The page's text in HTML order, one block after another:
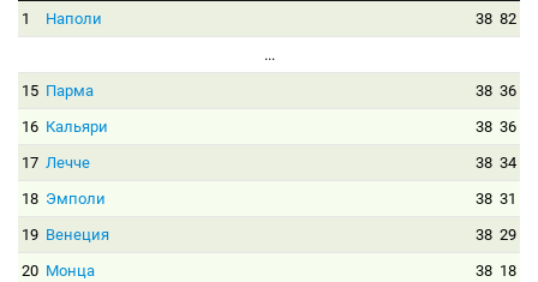
1
Наполи 38 82
...
15 Парма 38 36
16 Кальяри 38 36
17 Лечче 38 34
18 Эмполи 38 31
19 Венеция 38 29
20 Монца 38 18